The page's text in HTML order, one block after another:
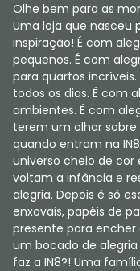
Olhe bem para as
Uma loja que nasceu
inspiração! É com
pequenos. É com
para quartos
todos os dias. É com
ambientes. É com
terem um olhar sobre
quando entram na
universo cheio de cor
voltam a infância e
alegria. Depois é só
enxovais, papéis de
presente para encher
um bocado de
faz a IN8?! Uma